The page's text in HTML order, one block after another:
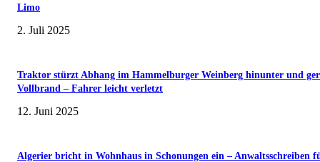
Limo
2. Juli 2025
Traktor stürzt Abhang im Hammelburger Weinberg hinunter und
Vollbrand – Fahrer leicht verletzt
12. Juni 2025
Algerier bricht in Wohnhaus in Schonungen ein – Anwaltsschreiben